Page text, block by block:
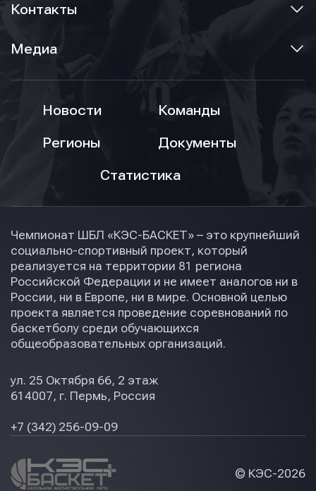
Контакты
Медиа
Новости
Команды
Регионы
Документы
Статистика
Чемпионат ШБЛ «КЭС-БАСКЕТ» – это крупнейший
социально-спортивный проект, который
реализуется на территории 81 региона
Российской Федерации и не имеет аналогов ни в
России, ни в Европе, ни в мире. Основной целью
проекта является проведение соревнований по
баскетболу среди обучающихся
общеобразовательных организаций.
ул. 25 Октября 66, 2 этаж
614007, г. Пермь, Россия
+7 (342) 256-09-09
© КЭС-2026